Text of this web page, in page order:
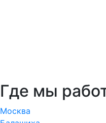
Где мы
Москва